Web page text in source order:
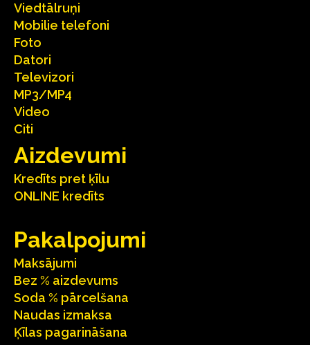
Viedtālruņi
Mobilie telefoni
Foto
Datori
Televizori
MP3/MP4
Video
Citi
Aizdevumi
Kredīts pret ķīlu
ONLINE kredīts
Pakalpojumi
Maksājumi
Bez % aizdevums
Soda % pārcelšana
Naudas izmaksa
Ķīlas pagarināšana